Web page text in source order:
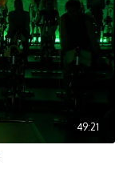
49:21